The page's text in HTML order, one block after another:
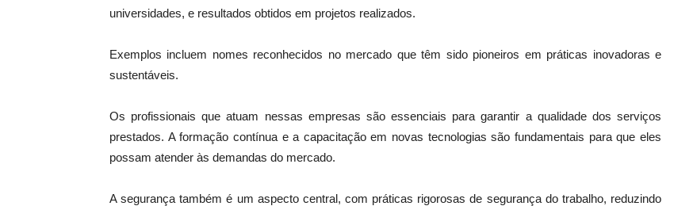
universidades, e resultados obtidos em projetos realizados.
Exemplos incluem nomes reconhecidos no mercado que têm sido pioneiros em práticas inovadoras e
sustentáveis.
Os profissionais que atuam nessas empresas são essenciais para garantir a qualidade dos serviços
prestados. A formação contínua e a capacitação em novas tecnologias são fundamentais para que eles
possam atender às demandas do mercado.
A segurança também é um aspecto central, com práticas rigorosas de segurança do trabalho, reduzindo